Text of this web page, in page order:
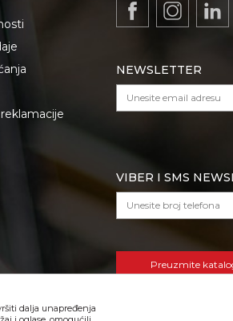
NEWSLETTER
VIBER I SMS
Preuzmite
dalja unapređenja